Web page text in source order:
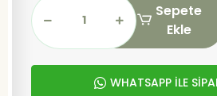
Sepete
Ekle
WHATSAPP İLE